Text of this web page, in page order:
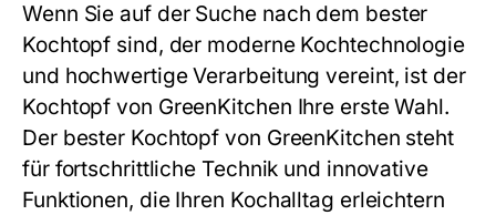
Wenn Sie auf der Suche nach dem bester
Kochtopf sind, der moderne Kochtechnologie
und hochwertige Verarbeitung vereint, ist der
Kochtopf von GreenKitchen Ihre erste Wahl.
Der bester Kochtopf von GreenKitchen steht
für fortschrittliche Technik und innovative
Funktionen, die Ihren Kochalltag erleichtern